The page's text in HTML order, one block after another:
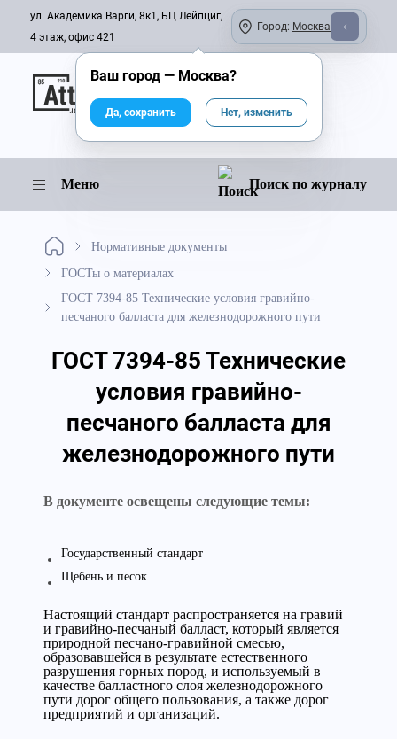
ул. Академика Варги, 8к1, БЦ Лейпциг,
4 этаж, офис 421
Город: Москва
Онлайн-журнал
Меню Поиск по журналу
Нормативные документы
ГОСТы о материалах
ГОСТ 7394-85 Технические условия гравийно-
песчаного балласта для железнодорожного пути
ГОСТ 7394-85 Технические
условия гравийно-
песчаного балласта для
железнодорожного пути
В документе освещены следующие темы:
Государственный стандарт
Щебень и песок
Настоящий стандарт распространяется на гравий
и гравийно-песчаный балласт, который является
природной песчано-гравийной смесью,
образовавшейся в результате естественного
разрушения горных пород, и используемый в
качестве балластного слоя железнодорожного
пути дорог общего пользования, а также дорог
предприятий и организаций.
Ваш город — Москва?
Да, сохранить Нет, изменить